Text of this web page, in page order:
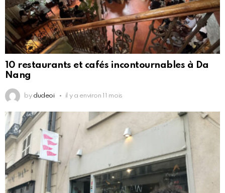
10 restaurants et cafés incontournables à Da
Nang
by dudeoi il y a environ 11 mois